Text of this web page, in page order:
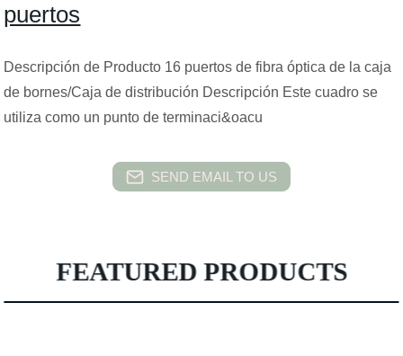
puertos
Descripción de Producto 16 puertos de fibra óptica de la caja
de bornes/Caja de distribución Descripción Este cuadro se
utiliza como un punto de terminaci&oacu
SEND EMAIL TO US
FEATURED PRODUCTS